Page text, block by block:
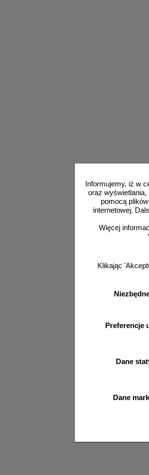
Informujemy, iż w
oraz
pomocą
internetowej.
Więcej
Klikając
Preferencje
Dane
Dane